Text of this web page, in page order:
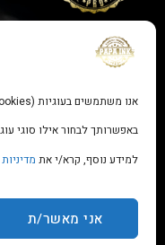
אנו משתמשים בעוגיות (Cookies) כדי לשפר את חווית הגלישה שלך ולספק לך שירות מיטבי.
באפשרותך לבחור אילו סוגי
למידע נוסף, קרא/י את
אני מאשר/ת
אנחנו בפייסבוק: